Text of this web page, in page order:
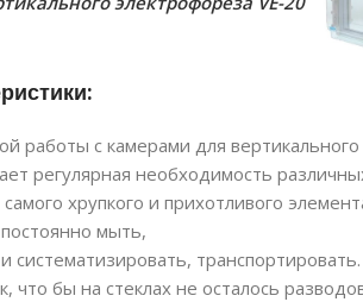
работы с камерами для вертикального
регулярная необходимость
хрупкого и прихотливого
мыть,
систематизировать,
что бы на стеклах не осталось